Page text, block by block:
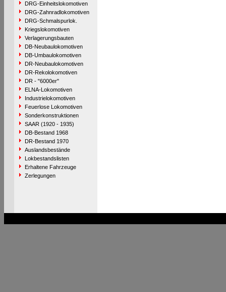
DRG-Einheitslokomotiven
DRG-Zahnradlokomotiven
DRG-Schmalspurlok.
Kriegslokomotiven
Verlagerungsbauten
DB-Neubaulokomotiven
DB-Umbaulokomotiven
DR-Neubaulokomotiven
DR-Rekolokomotiven
DR - "6000er"
ELNA-Lokomotiven
Industrielokomotiven
Feuerlose Lokomotiven
Sonderkonstruktionen
SAAR (1920 - 1935)
DB-Bestand 1968
DR-Bestand 1970
Auslandsbestände
Lokbestandslisten
Erhaltene Fahrzeuge
Zerlegungen